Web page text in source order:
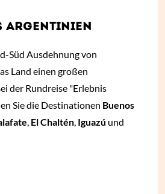
ARGENTINIEN
Süd Ausdehnung von
Land einen großen
der Rundreise "Erlebnis
Sie die Destinationen Buenos
El Chaltén Iguazú und